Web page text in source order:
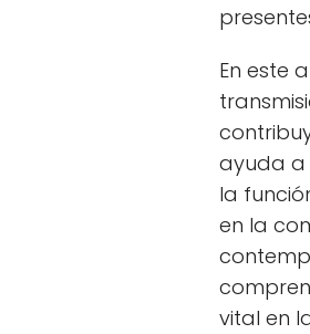
En este
ayuda a
la
en la
vital en